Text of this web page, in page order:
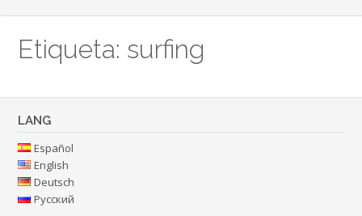
Etiqueta: surfing
LANG
Español
English
Deutsch
Русский